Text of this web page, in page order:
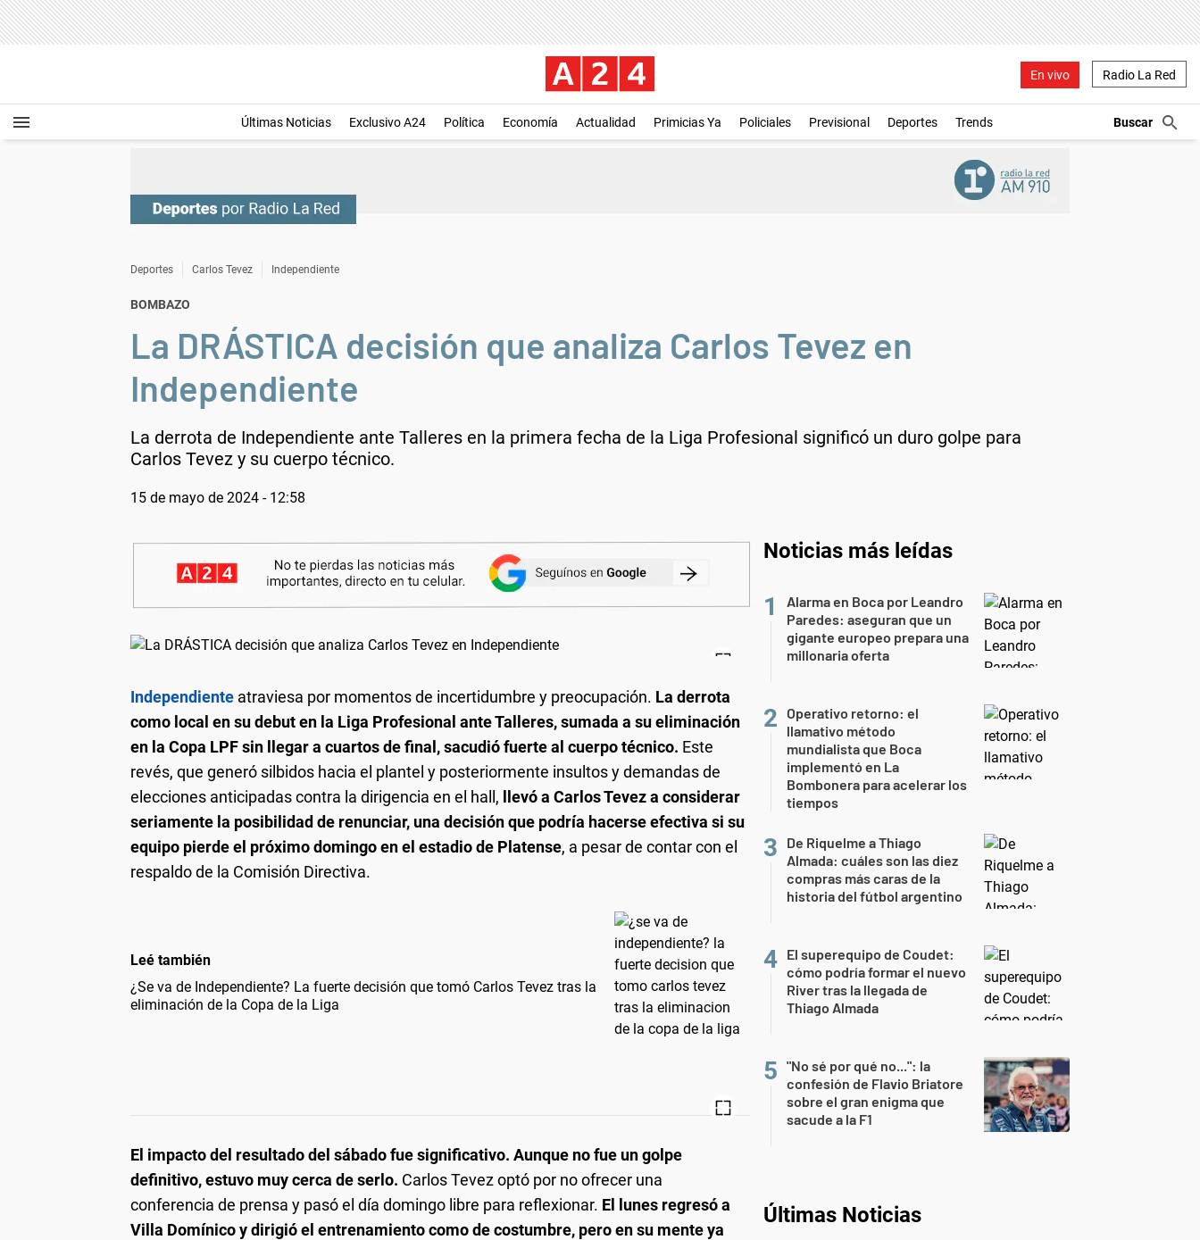
En vivo Radio La Red
Últimas Noticias Exclusivo A24 Política Economía Actualidad Primicias Ya Policiales Previsional Deportes Trends
Deportes Carlos Tevez Independiente
BOMBAZO
La DRÁSTICA decisión que analiza Carlos Tevez en
Independiente
La derrota de Independiente ante Talleres en la primera fecha de la Liga Profesional significó un duro golpe para
Carlos Tevez y su cuerpo técnico.
15 de mayo de 2024 - 12:58
Independiente atraviesa por momentos de incertidumbre y preocupación. La derrota
como local en su debut en la Liga Profesional ante Talleres, sumada a su eliminación
en la Copa LPF sin llegar a cuartos de final, sacudió fuerte al cuerpo técnico. Este
revés, que generó silbidos hacia el plantel y posteriormente insultos y demandas de
elecciones anticipadas contra la dirigencia en el hall, llevó a Carlos Tevez a considerar
seriamente la posibilidad de renunciar, una decisión que podría hacerse efectiva si su
equipo pierde el próximo domingo en el estadio de Platense, a pesar de contar con el
respaldo de la Comisión Directiva.
Leé también
¿Se va de Independiente? La fuerte decisión que tomó Carlos Tevez tras la
eliminación de la Copa de la Liga
El impacto del resultado del sábado fue significativo. Aunque no fue un golpe
definitivo, estuvo muy cerca de serlo. Carlos Tevez optó por no ofrecer una
conferencia de prensa y pasó el día domingo libre para reflexionar. El lunes regresó a
Villa Domínico y dirigió el entrenamiento como de costumbre, pero en su mente ya
Noticias más leídas
Alarma en Boca por Leandro
Paredes: aseguran que un
gigante europeo prepara una
millonaria oferta
Operativo retorno: el
llamativo método
mundialista que Boca
implementó en La
Bombonera para acelerar los
tiempos
De Riquelme a Thiago
Almada: cuáles son las diez
compras más caras de la
historia del fútbol argentino
El superequipo de Coudet:
cómo podría formar el nuevo
River tras la llegada de
Thiago Almada
"No sé por qué no...": la
confesión de Flavio Briatore
sobre el gran enigma que
sacude a la F1
Últimas Noticias